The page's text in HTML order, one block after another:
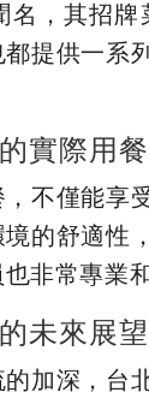
名，其招
提供一系
實際用
不僅能享
的舒適性
非常專業
未來展望
加深，台